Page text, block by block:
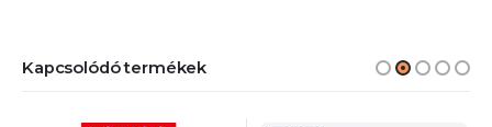
Kapcsolódó termékek